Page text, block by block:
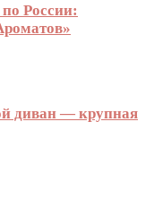
России:
диван — крупная